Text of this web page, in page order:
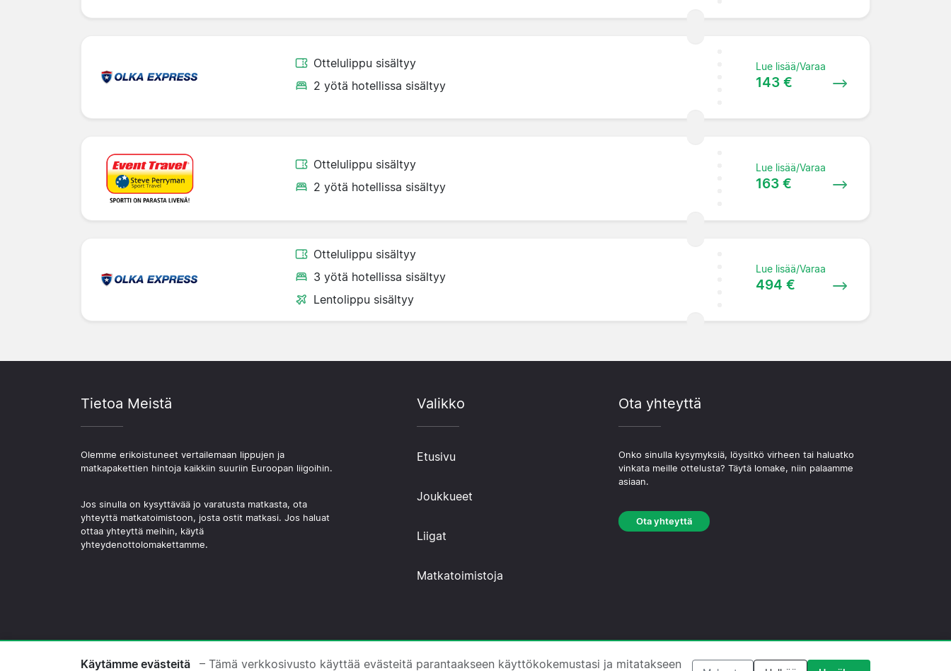
Ottelulippu sisältyy
2 yötä hotellissa sisältyy
Lue lisää/Varaa
143 €
Ottelulippu sisältyy
2 yötä hotellissa sisältyy
Lue lisää/Varaa
163 €
Ottelulippu sisältyy
3 yötä hotellissa sisältyy
Lentolippu sisältyy
Lue lisää/Varaa
494 €
Tietoa Meistä
Olemme erikoistuneet vertailemaan lippujen ja
matkapakettien hintoja kaikkiin suuriin Euroopan liigoihin.
Jos sinulla on kysyttävää jo varatusta matkasta, ota
yhteyttä matkatoimistoon, josta ostit matkasi. Jos haluat
ottaa yhteyttä meihin, käytä
yhteydenottolomakettamme.
Valikko
Etusivu
Joukkueet
Liigat
Matkatoimistoja
Ota yhteyttä
Onko sinulla kysymyksiä, löysitkö virheen tai haluatko
vinkata meille ottelusta? Täytä lomake, niin palaamme
asiaan.
Ota yhteyttä
© 2026 Copyright Jalkapallomatkat.com ·Tietoa Meistä·Ota yhteyttä·Tietosuojakäytäntö·Evästekäytäntö·Toimituksellinen käytäntö
Käytämme evästeitä – Tämä verkkosivusto käyttää evästeitä parantaakseen käyttökokemustasi ja mitatakseen